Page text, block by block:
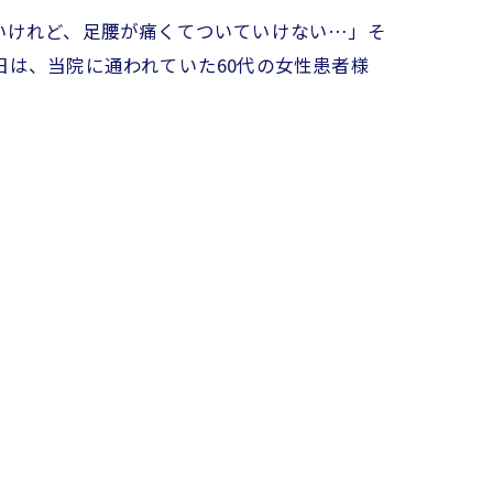
れど、足腰が痛くてついていけない…」そ
、当院に通われていた60代の女性患者様